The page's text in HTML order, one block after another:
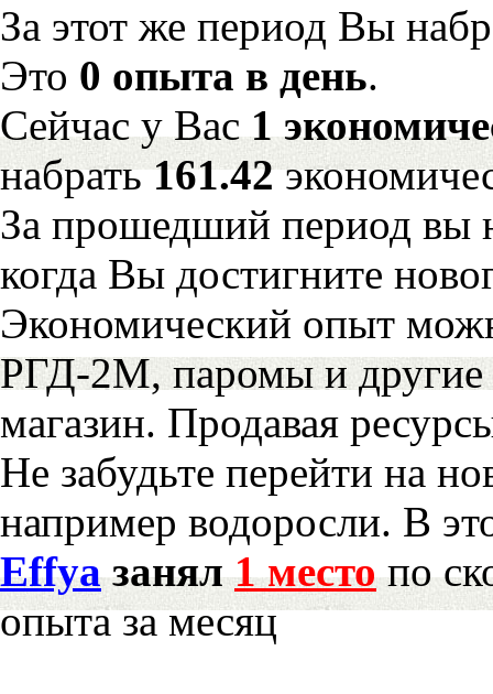
За этот же период Вы
Это 0 опыта в день.
Сейчас у Вас1
набрать161.42
За прошедший период вы
когда Вы достигните
Экономический опыт
РГД-2М, паромы и другие
магазин. Продавая
Не забудьте перейти на
например водоросли. В
Effyaзанял1 местопо
опыта за месяц